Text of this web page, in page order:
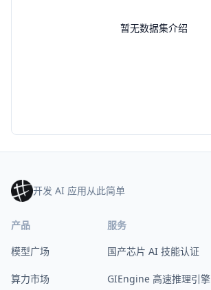
暂无数据集介绍
开发 AI 应用从此简单
产品
模型广场
算力市场
服务
国产芯片 AI 技能认证
GIEngine 高速推理引擎